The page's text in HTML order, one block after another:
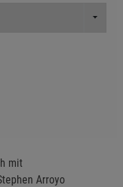
Toggle
mit
Arroyo